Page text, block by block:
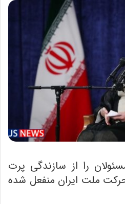
را از سازندگی پرت
ملت ایران منفعل شده